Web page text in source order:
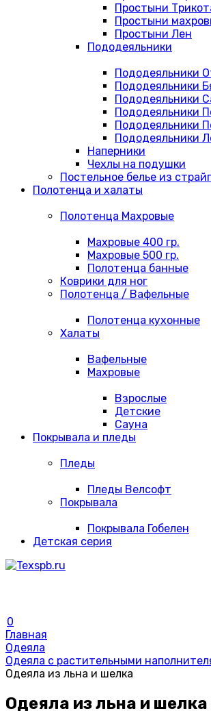
Простыни
Простыни
Простыни Лен
Пододеяльники
Пододеяльники
Пододеяльники
Пододеяльники
Пододеяльники
Пододеяльники
Пододеяльники
Наперники
Чехлы на подушки
Постельное белье из
Полотенца и халаты
Полотенца Махровые
Махровые 400 гр.
Махровые 500 гр.
Полотенца банные
Коврики для ног
Полотенца / Вафельные
Полотенца кухонные
Халаты
Вафельные
Махровые
Взрослые
Детские
Сауна
Покрывала и пледы
Пледы
Пледы Велсофт
Покрывала
Покрывала Гобелен
Детская серия
0
Главная
Одеяла
Одеяла с растительными
Одеяла из льна и шелка
Одеяла из льна и